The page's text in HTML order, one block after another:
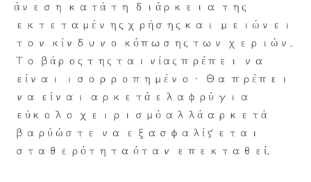
άνεση κατά τη διάρκεια της
εκτεταμένης χρήσης και μειώνει
τον κίνδυνο κόπωσης των χεριών.
Το βάρος της ταινίας πρέπει να
είναι ισορροπημένο· Θα πρέπει
να είναι αρκετά ελαφρύ για
εύκολο χειρισμό αλλά αρκετά
βαρύ ώστε να εξασφαλίζεται
σταθερότητα όταν επεκταθεί.